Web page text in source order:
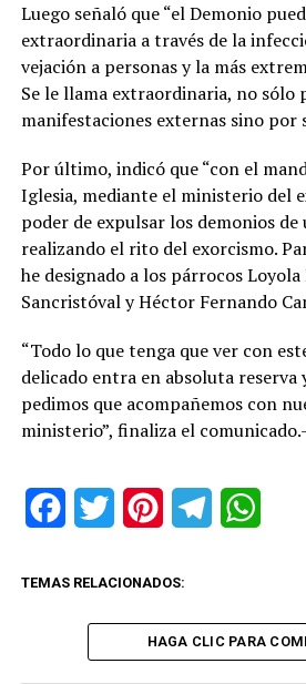
Luego señaló que “el Demonio
extraordinaria a través de la
vejación a personas y la más
Se le llama extraordinaria, no sólo
manifestaciones externas sino por
Por último, indicó que “con el
Iglesia, mediante el ministerio del
poder de expulsar los demonios de
realizando el rito del exorcismo.
he designado a los párrocos
Sancristóval y Héctor Fernando
“Todo lo que tenga que ver con
delicado entra en absoluta reserva
pedimos que acompañemos con
ministerio”, finaliza el comunicado.-
FacebookTwitter PinterestTelegram
TEMAS RELACIONADOS:
HAGA CLIC PARA